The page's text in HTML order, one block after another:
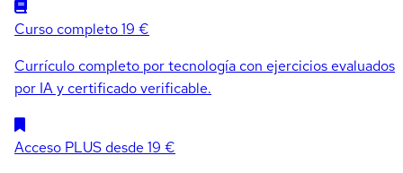
Curso completo19 €
Currículo completo por tecnología con ejercicios evaluados
por IA y certificado verificable.
Acceso PLUS desde 19 €